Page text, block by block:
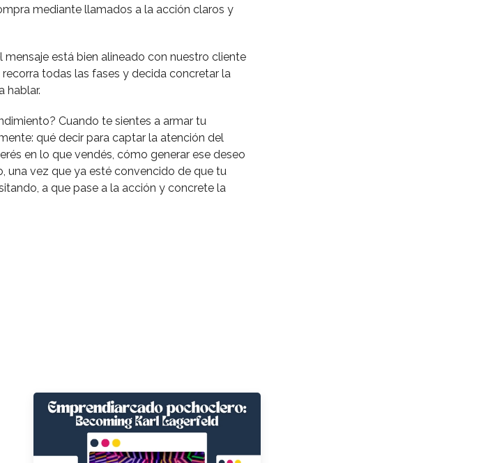
mediante llamados a la acción claros y
está bien alineado con nuestro cliente
todas las fases y decida concretar la
hablar.
Cuando te sientes a armar tu
qué decir para captar la atención del
en lo que vendés, cómo generar ese deseo
una vez que ya esté convencido de que tu
a que pase a la acción y concrete la